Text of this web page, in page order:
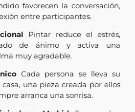
favorecen la conversación,
entre participantes.
Pintar reduce el estrés,
de ánimo y activa una
muy agradable.
Cada persona se lleva su
una pieza creada por ellos
arranca una sonrisa.